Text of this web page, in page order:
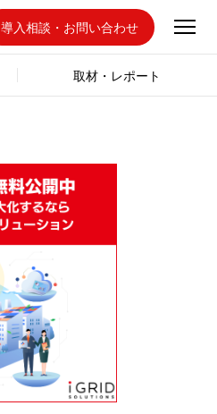
導入相談・お問い合わせ
取材・レポート